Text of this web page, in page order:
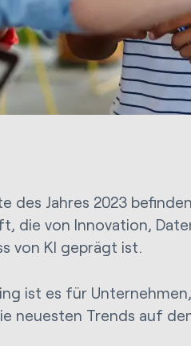
des Jahres 2023
die von Innovation,
von KI geprägt ist.
ist es für
neuesten Trends auf